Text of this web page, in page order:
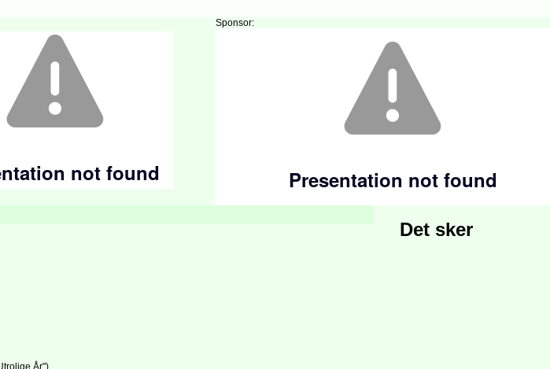
Sponsor:
Det sker